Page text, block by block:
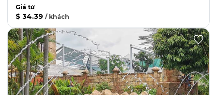
Giá từ
$ 34.39 / khách